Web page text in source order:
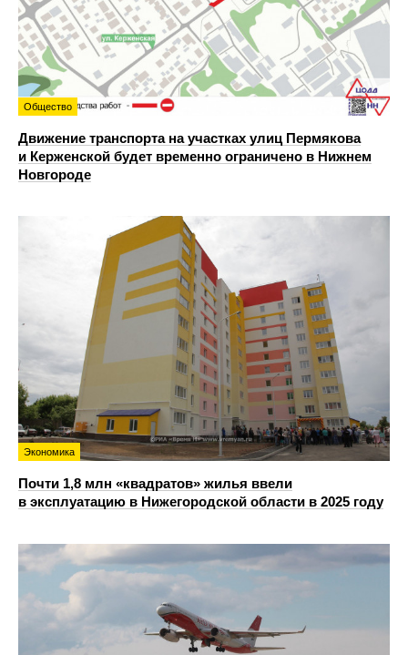
Общество
Движение транспорта на участках улиц Пермякова
и Керженской будет временно ограничено в Нижнем
Новгороде
Экономика
Почти 1,8 млн «квадратов» жилья ввели
в эксплуатацию в Нижегородской области в 2025 году